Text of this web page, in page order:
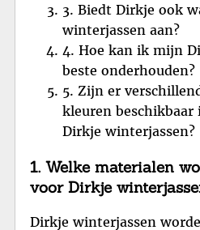
3. Biedt Dirkje ook
winterjassen aan?
4. Hoe kan ik mijn
beste onderhouden?
5. Zijn er
kleuren beschikbaar
Dirkje winterjassen?
1. Welke materialen
voor Dirkje
Dirkje winterjassen